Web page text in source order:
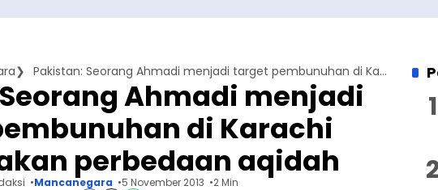
Pakistan: Seorang Ahmadi menjadi target pembunuhan di Karachi dikarenakan perbedaan aqidah
Ahmadi menjadi
di Karachi
perbedaan aqidah
Mancanegara 5 November 2013 2 Min